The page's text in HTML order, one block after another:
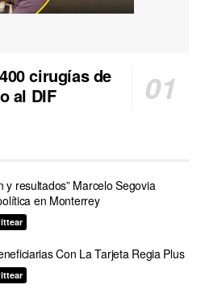
cirugías de
al DIF
y resultados” Marcelo Segovia
en Monterrey
Con La Tarjeta Regia Plus